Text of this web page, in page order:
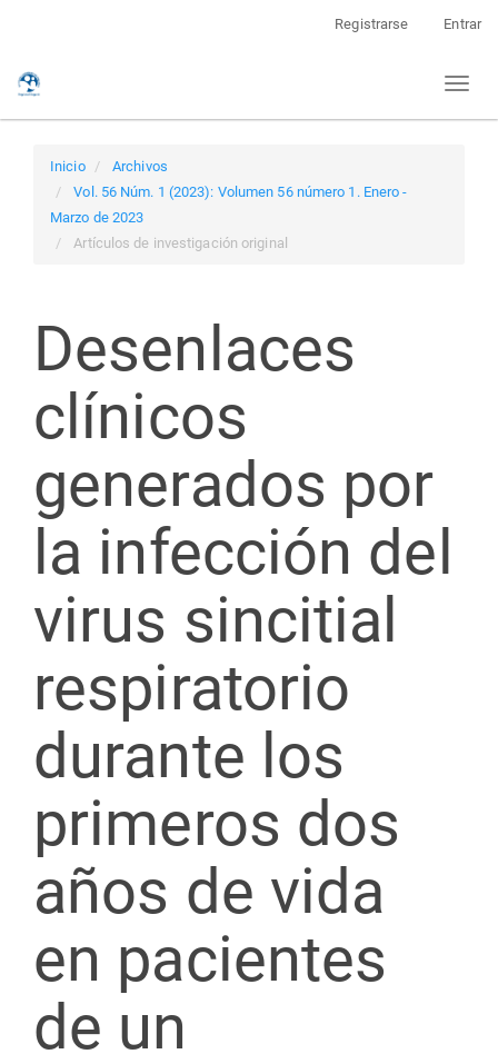
Registrarse Entrar
Toggle
Inicio
Archivos
Vol. 56 Núm. 1 (2023): Volumen 56 número 1. Enero -
Marzo de 2023
Artículos de investigación original
Desenlaces
clínicos
generados por
la infección del
virus sincitial
respiratorio
durante los
primeros dos
años de vida
en pacientes
de un